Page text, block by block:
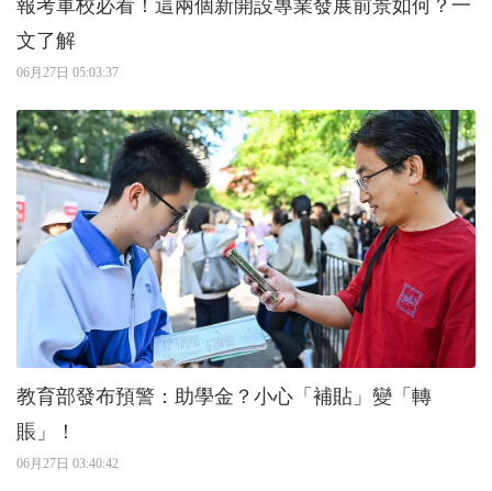
報考軍校必看！這兩個新開設專業發展前景如何？一
文了解
06月27日 05:03:37
教育部發布預警：助學金？小心「補貼」變「轉
賬」！
06月27日 03:40:42